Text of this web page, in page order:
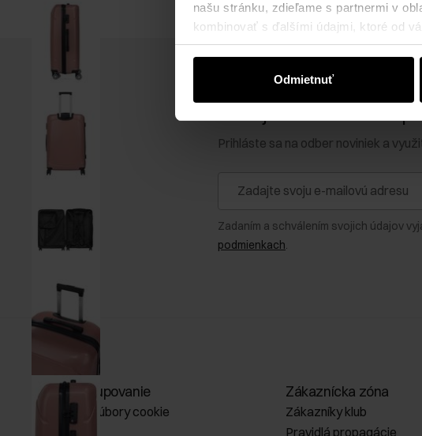
našu stránku, zdieľame s partnermi v
kombinovať s ďalšími údajmi, ktoré od
Odmietnuť
Prihláste sa na odber noviniek a
Zadaním a schválením svojich údajov
podmienkach.
Online nakupovanie
Spravovať súbory cookie
O obchode
Zákaznícka zóna
Zákazníky klub
Pravidlá propagácie